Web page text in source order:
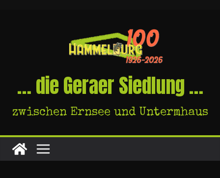
… die Geraer Siedlung …
zwischen Ernsee und Untermhaus